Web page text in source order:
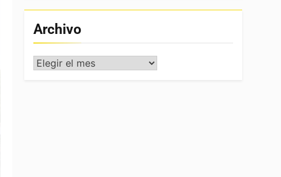
Archivo
Archivo